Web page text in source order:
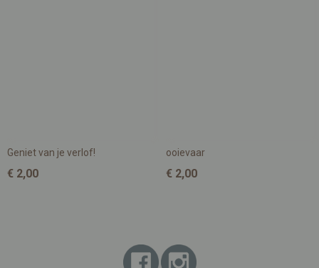
Geniet van je verlof!
€ 2,00
ooievaar
€ 2,00